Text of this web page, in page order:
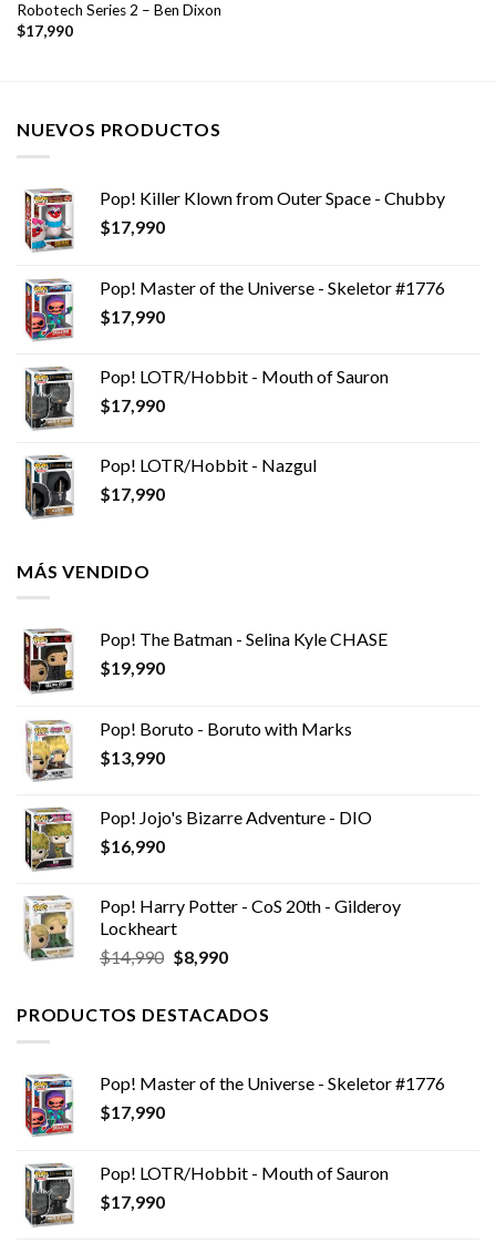
Robotech Series 2 – Ben Dixon
$17,990
NUEVOS PRODUCTOS
Pop! Killer Klown from Outer Space - Chubby
$17,990
Pop! Master of the Universe - Skeletor #1776
$17,990
Pop! LOTR/Hobbit - Mouth of Sauron
$17,990
Pop! LOTR/Hobbit - Nazgul
$17,990
MÁS VENDIDO
Pop! The Batman - Selina Kyle CHASE
$19,990
Pop! Boruto - Boruto with Marks
$13,990
Pop! Jojo's Bizarre Adventure - DIO
$16,990
Pop! Harry Potter - CoS 20th - Gilderoy
Lockheart
$14,990 El
era:
$8,990El
es:
PRODUCTOS DESTACADOS
Pop! Master of the Universe - Skeletor #1776
$17,990
Pop! LOTR/Hobbit - Mouth of Sauron
$17,990